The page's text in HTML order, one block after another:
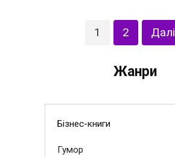
1 2 Далі
Жанри
Бізнес-книги
Гумор